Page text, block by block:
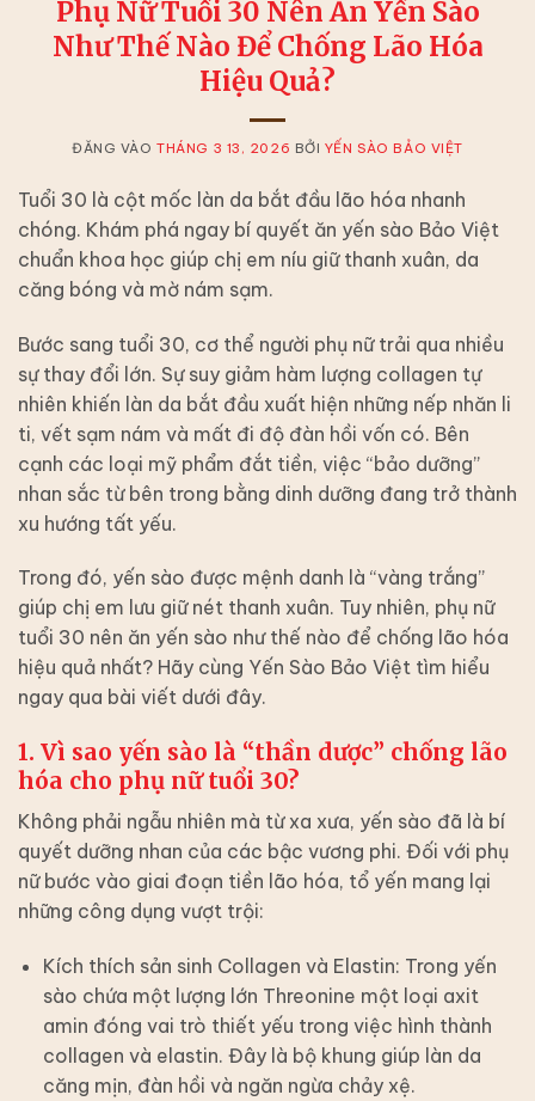
Phụ Nữ Tuổi 30 Nên Ăn Yến Sào
Như Thế Nào Để Chống Lão Hóa
Hiệu Quả?
ĐĂNG VÀOTHÁNG 3 13, 2026 BỞI YẾN SÀO BẢO VIỆT
Tuổi 30 là cột mốc làn da bắt đầu lão hóa nhanh
chóng. Khám phá ngay bí quyết ăn yến sào Bảo Việt
chuẩn khoa học giúp chị em níu giữ thanh xuân, da
căng bóng và mờ nám sạm.
Bước sang tuổi 30, cơ thể người phụ nữ trải qua nhiều
sự thay đổi lớn. Sự suy giảm hàm lượng collagen tự
nhiên khiến làn da bắt đầu xuất hiện những nếp nhăn li
ti, vết sạm nám và mất đi độ đàn hồi vốn có. Bên
cạnh các loại mỹ phẩm đắt tiền, việc “bảo dưỡng”
nhan sắc từ bên trong bằng dinh dưỡng đang trở thành
xu hướng tất yếu.
Trong đó, yến sào được mệnh danh là “vàng trắng”
giúp chị em lưu giữ nét thanh xuân. Tuy nhiên, phụ nữ
tuổi 30 nên ăn yến sào như thế nào để chống lão hóa
hiệu quả nhất? Hãy cùng Yến Sào Bảo Việt tìm hiểu
ngay qua bài viết dưới đây.
1. Vì sao yến sào là “thần dược” chống lão
hóa cho phụ nữ tuổi 30?
Không phải ngẫu nhiên mà từ xa xưa, yến sào đã là bí
quyết dưỡng nhan của các bậc vương phi. Đối với phụ
nữ bước vào giai đoạn tiền lão hóa, tổ yến mang lại
những công dụng vượt trội:
Kích thích sản sinh Collagen và Elastin: Trong yến
sào chứa một lượng lớn Threonine một loại axit
amin đóng vai trò thiết yếu trong việc hình thành
collagen và elastin. Đây là bộ khung giúp làn da
căng mịn, đàn hồi và ngăn ngừa chảy xệ.